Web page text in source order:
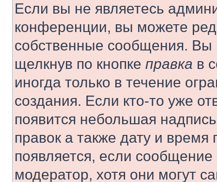
Если вы не являетесь
конференции, вы можете
собственные сообщения. Вы
щелкнув по кнопке правка в
иногда только в течение
создания. Если кто-то уже
появится небольшая
правок а также дату и
появляется, если
модератор, хотя они могут